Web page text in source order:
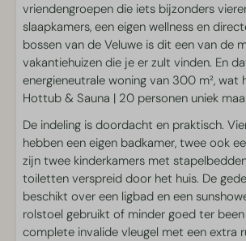
Keuken
Borden en bestek
Keuken
Quooker
Inductie kookplaat
Vaatwasser
Koffiemachine met bonen
Eettafel
Koelkast met vriesvak
Combimagnetron
Koffiezetapparaat
Waterkoker
vriendengroepen die iets bijzonders
slaapkamers, een eigen wellness en
bossen van de Veluwe is dit een van de
vakantiehuizen die je er zult vinden. En
energieneutrale woning van 300 m², wat
Hottub & Sauna | 20 personen uniek
De indeling is doordacht en praktisch.
hebben een eigen badkamer, twee ook
zijn twee kinderkamers met
toiletten verspreid door het huis. De
beschikt over een ligbad en een
rolstoel gebruikt of minder goed ter been
complete invalide vleugel met een extra